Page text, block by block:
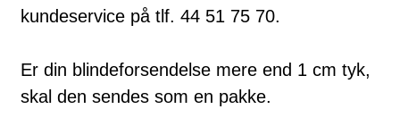
kundeservice på tlf. 44 51 75 70.
Er din blindeforsendelse mere end 1 cm tyk,
skal den sendes som en pakke.